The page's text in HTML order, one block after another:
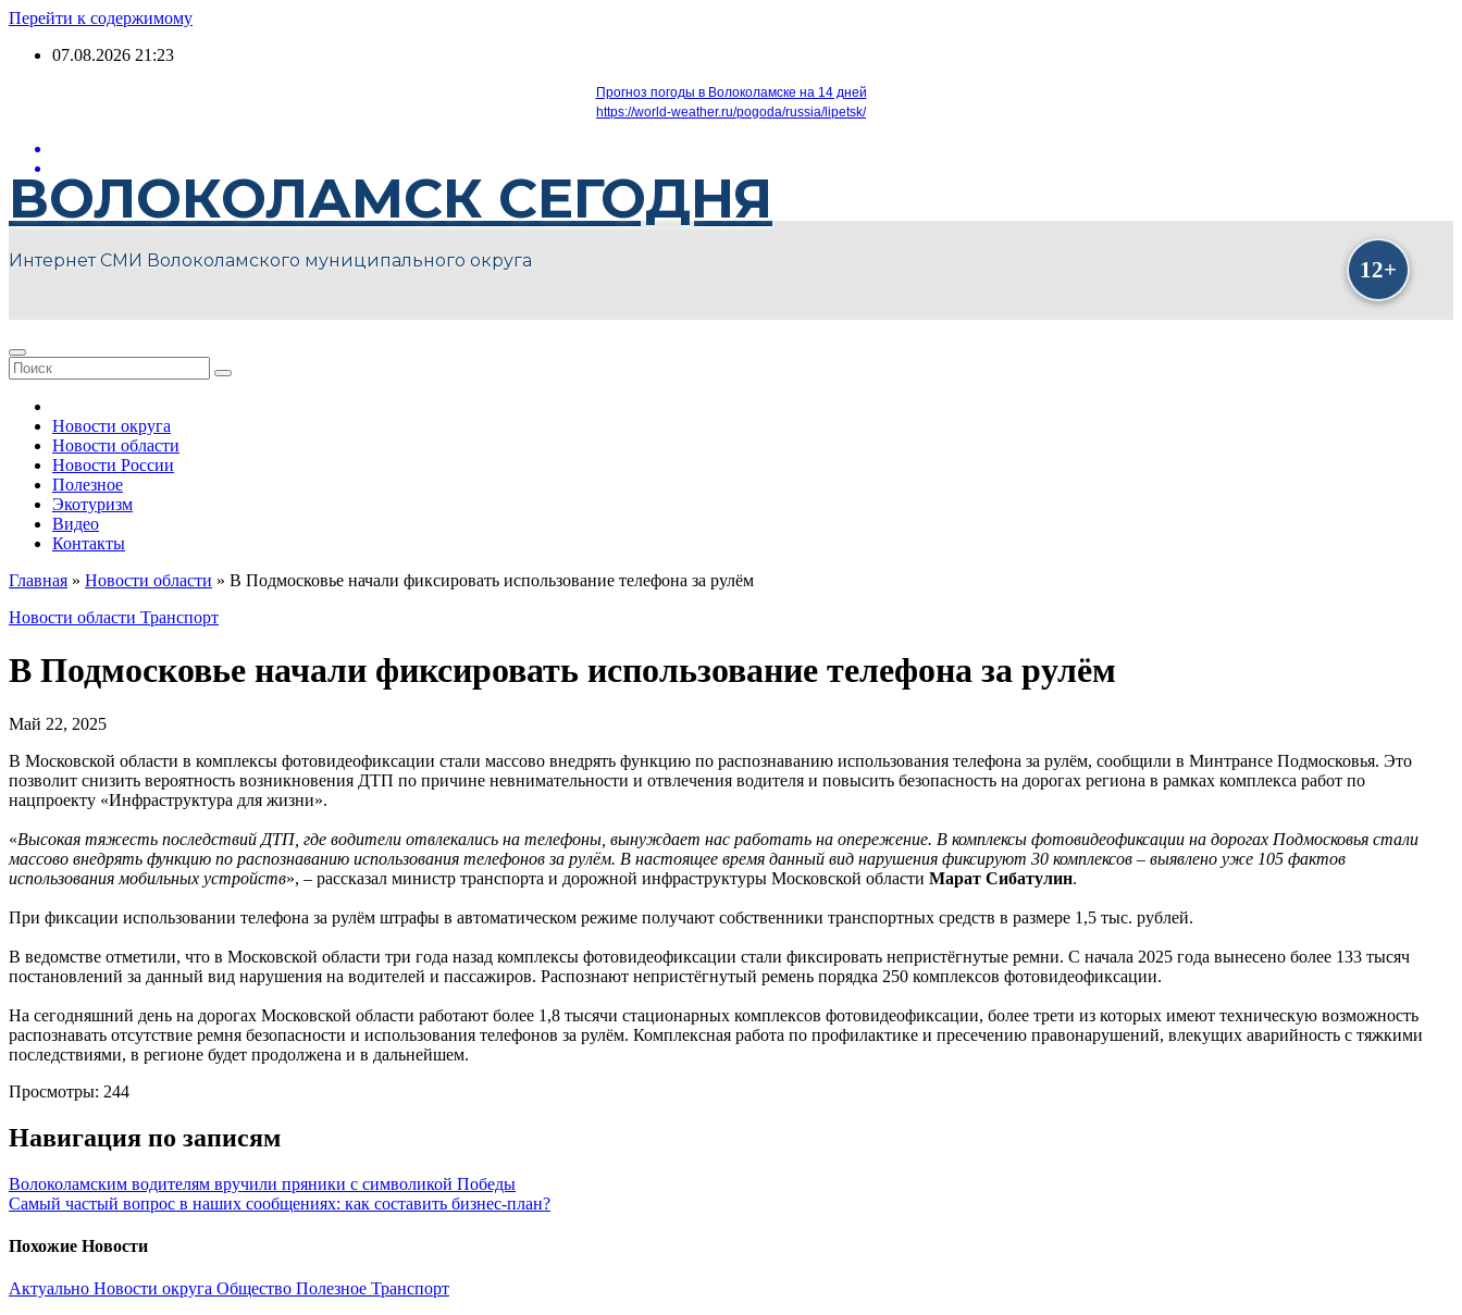
Перейти к содержимому
07.08.2026 21:23
Прогноз погоды в Волоколамске на 14 дней
https://world-weather.ru/pogoda/russia/lipetsk/
ВОЛОКОЛАМСК СЕГОДНЯ
Интернет СМИ Волоколамского муниципального округа
Новости округа
Новости области
Новости России
Полезное
Экотуризм
Видео
Контакты
Главная » Новости области » В Подмосковье начали фиксировать использование телефона за рулём
Новости области Транспорт
В Подмосковье начали фиксировать использование телефона за рулём
Май 22, 2025
В Московской области в комплексы фотовидеофиксации стали массово внедрять функцию по распознаванию использования телефона за рулём, сообщили в Минтрансе Подмосковья. Это
позволит снизить вероятность возникновения ДТП по причине невнимательности и отвлечения водителя и повысить безопасность на дорогах региона в рамках комплекса работ по
нацпроекту «Инфраструктура для жизни».
«Высокая тяжесть последствий ДТП, где водители отвлекались на телефоны, вынуждает нас работать на опережение. В комплексы фотовидеофиксации на дорогах Подмосковья стали
массово внедрять функцию по распознаванию использования телефонов за рулём. В настоящее время данный вид нарушения фиксируют 30 комплексов – выявлено уже 105 фактов
использования мобильных устройств», – рассказал министр транспорта и дорожной инфраструктуры Московской области Марат Сибатулин.
При фиксации использовании телефона за рулём штрафы в автоматическом режиме получают собственники транспортных средств в размере 1,5 тыс. рублей.
В ведомстве отметили, что в Московской области три года назад комплексы фотовидеофиксации стали фиксировать непристёгнутые ремни. С начала 2025 года вынесено более 133 тысяч
постановлений за данный вид нарушения на водителей и пассажиров. Распознают непристёгнутый ремень порядка 250 комплексов фотовидеофиксации.
На сегодняшний день на дорогах Московской области работают более 1,8 тысячи стационарных комплексов фотовидеофиксации, более трети из которых имеют техническую возможность
распознавать отсутствие ремня безопасности и использования телефонов за рулём. Комплексная работа по профилактике и пресечению правонарушений, влекущих аварийность с тяжкими
последствиями, в регионе будет продолжена и в дальнейшем.
Просмотры: 244
Навигация по записям
Волоколамским водителям вручили пряники с символикой Победы
Самый частый вопрос в наших сообщениях: как составить бизнес-план?
Похожие Новости
Актуально Новости округа Общество Полезное Транспорт